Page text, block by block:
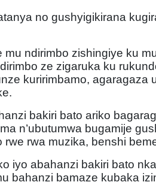
no gushyigikirana
ndirimbo zishingiye ku
ze zigaruka ku
kuririmbamo, agaragaza
bakiri bato ariko
n’ubutumwa bugamije
rwa muzika, benshi
iyo abahanzi bakiri bato
bahanzi bamaze kubaka